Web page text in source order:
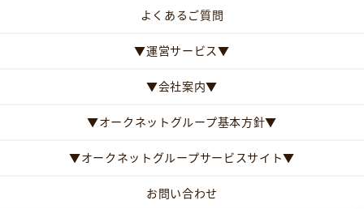
よくあるご質問
▼運営サービス▼
▼会社案内▼
▼オークネットグループ基本方針▼
▼オークネットグループサービスサイト▼
お問い合わせ